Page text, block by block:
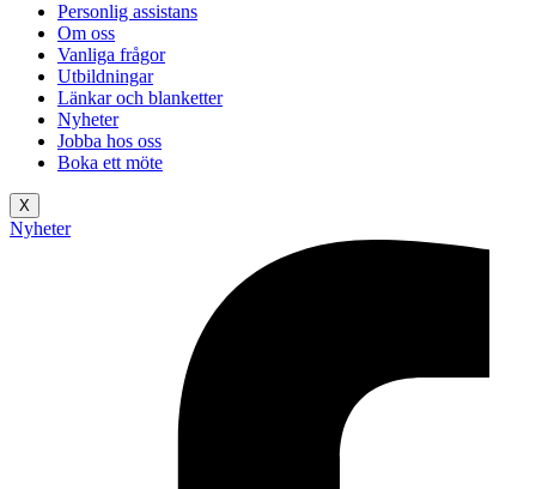
Personlig assistans
Om oss
Vanliga frågor
Utbildningar
Länkar och blanketter
Nyheter
Jobba hos oss
Boka ett möte
X
Nyheter